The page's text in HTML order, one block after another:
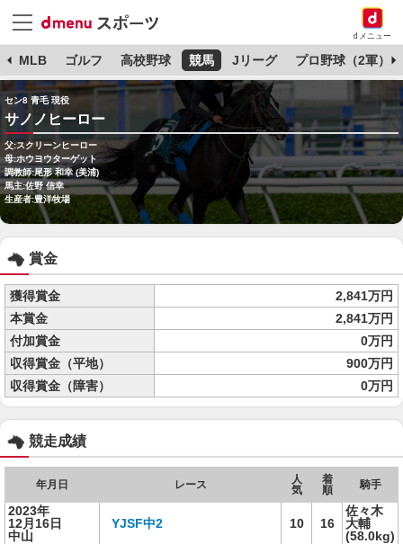
dメニュー
MLB ゴルフ 高校野球 競馬 Jリーグ プロ野球（2軍）
セン8 青毛 現役
サノノヒーロー
父:スクリーンヒーロー
母:ホウヨウターゲット
調教師:尾形 和幸 (美浦)
馬主:佐野 信幸
生産者:豊洋牧場
賞金
獲得賞金
2,841万円
本賞金
2,841万円
付加賞金
0万円
収得賞金（平地）
900万円
収得賞金（障害）
0万円
競走成績
年月日 レース
人
気
着
順
騎手
2023年
12月16日
中山
YJSF中2 10 16
佐々木
大輔
(58.0kg)